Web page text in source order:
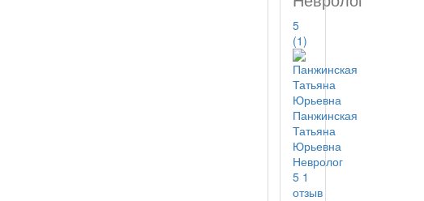
5
(1)
Панжинская
Татьяна
Юрьевна
Невролог
5 1
отзыв